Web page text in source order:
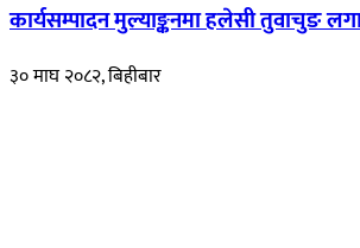
कार्यसम्पादन मुल्याङ्कनमा हलेसी तुवाचुङ
३० माघ २०८२, बिहीबार